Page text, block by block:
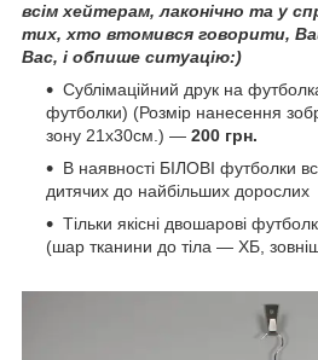
всім хейтерам, лаконічно та у
тих, хто втомився говорити,
Вас, і обпише ситуацію:)
Сублімаційний друк на
футболки) (Розмір нанесення
зону 21х30см.) ― 200 грн.
В наявності БІЛОВІ футболки
дитячих до найбільших дорослих
Тільки якісні двошарові
(шар тканини до тіла — ХБ,